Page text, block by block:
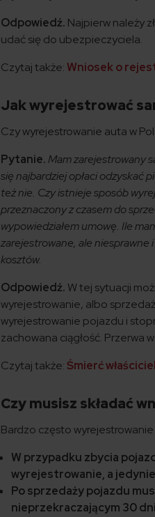
Odpowiedź. Najpierw należy
udać się do ubezpieczyciela.
Czytaj także:Wniosek o
Jak wyrejestrować
Czy wyrejestrowanie auta w
Pytanie.Mam zarejestrowany
się najbardziej opłaci odzyskać
też nie. Czy istnieje sposób
przeznaczony z czasem do
wypowiedziałem umowę. Ile
zarejestrowane, ale niesprawne
kosztów.
Odpowiedź. W tej sytuacji
wyrejestrowanie, albo
wyrejestrowanie pojazdu i
zachowana ciągłość. Przerwa
Czytaj także:Śmierć
Czy musisz składać
Bardzo często
W przypadku zbycia
wyrejestrowanie, a
Po sprzedaży pojazdu
nieprzekraczającym 30